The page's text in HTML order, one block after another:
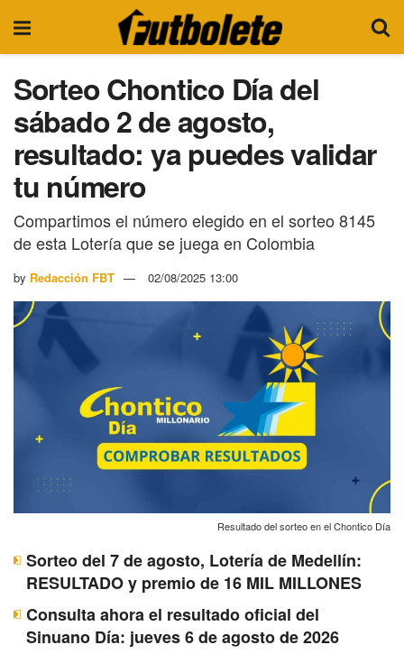
Sorteo Chontico Día del
sábado 2 de agosto,
resultado: ya puedes validar
tu número
Compartimos el número elegido en el sorteo 8145
de esta Lotería que se juega en Colombia
by Redacción FBT 02/08/2025 13:00
Resultado del sorteo en el Chontico Día
Sorteo del 7 de agosto, Lotería de Medellín:
RESULTADO y premio de 16 MIL MILLONES
Consulta ahora el resultado oficial del
Sinuano Día: jueves 6 de agosto de 2026